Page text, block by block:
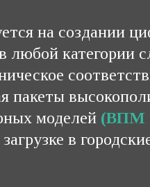
на создании
любой категории
пакеты
моделей (ВПМ
в